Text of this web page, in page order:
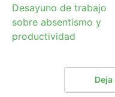
Desayuno de trabajo
sobre absentismo y
productividad